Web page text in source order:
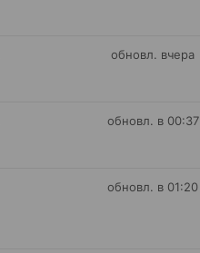
обновл. вчера
обновл. в 00:37
обновл. в 01:20